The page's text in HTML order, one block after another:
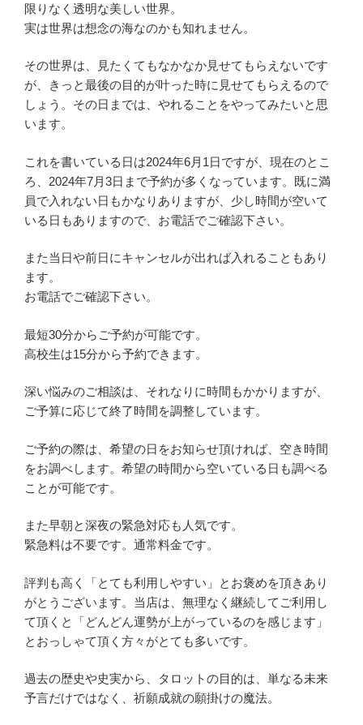
限りなく透明な美しい世界。
実は世界は想念の海なのかも知れません。
その世界は、見たくてもなかなか見せてもらえないです
が、きっと最後の目的が叶った時に見せてもらえるので
しょう。その日までは、やれることをやってみたいと思
います。
これを書いている日は2024年6月1日ですが、現在のとこ
ろ、2024年7月3日まで予約が多くなっています。既に満
員で入れない日もかなりありますが、少し時間が空いて
いる日もありますので、お電話でご確認下さい。
また当日や前日にキャンセルが出れば入れることもあり
ます。
お電話でご確認下さい。
最短30分からご予約が可能です。
高校生は15分から予約できます。
深い悩みのご相談は、それなりに時間もかかりますが、
ご予算に応じて終了時間を調整しています。
ご予約の際は、希望の日をお知らせ頂ければ、空き時間
をお調べします。希望の時間から空いている日も調べる
ことが可能です。
また早朝と深夜の緊急対応も人気です。
緊急料は不要です。通常料金です。
評判も高く「とても利用しやすい」とお褒めを頂きあり
がとうございます。当店は、無理なく継続してご利用し
て頂くと「どんどん運勢が上がっているのを感じます」
とおっしゃて頂く方々がとても多いです。
過去の歴史や史実から、タロットの目的は、単なる未来
予言だけではなく、祈願成就の願掛けの魔法。